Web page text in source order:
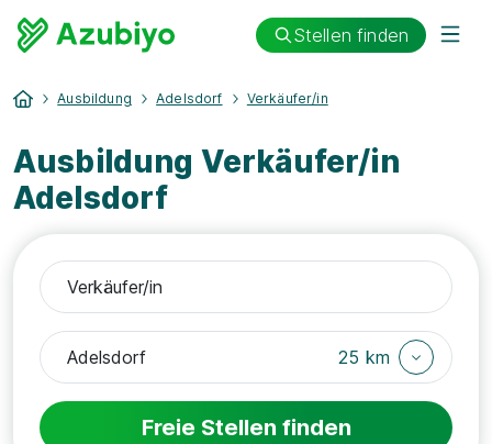
Stellen finden
Ausbildung Adelsdorf Verkäufer/in
Ausbildung Verkäufer/in
Adelsdorf
25 km
Freie Stellen finden